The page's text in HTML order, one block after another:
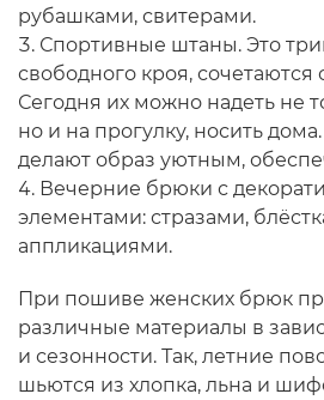
рубашками, свитерами.
Спортивные штаны. Это
свободного кроя, сочетаются
Сегодня их можно надеть не
но и на прогулку, носить
делают образ уютным,
Вечерние брюки с
элементами: стразами,
аппликациями.
При пошиве женских брюк
различные материалы в
и сезонности. Так, летние
шьются из хлопка, льна и